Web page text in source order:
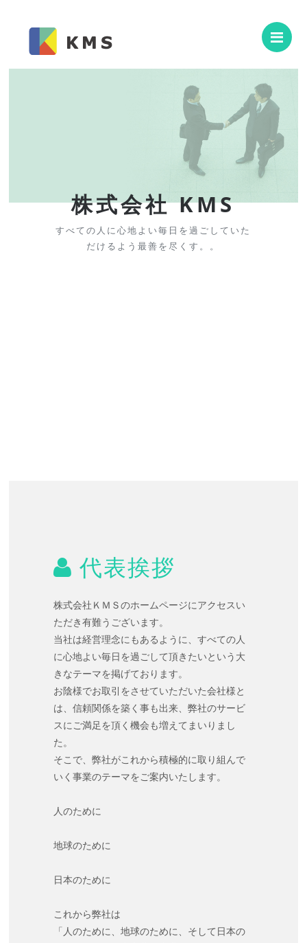
「人のために、
のために、そし
本のために」
取り組んでまい
す。
KMS Co ., Ltd
代表挨拶
株式会社ＫＭＳのホームページにアクセスい
ただき有難うございます。
当社は経営理念にもあるように、すべての人
に心地よい毎日を過ごして頂きたいという大
きなテーマを掲げております。
お陰様でお取引をさせていただいた会社様と
は、信頼関係を築く事も出来、弊社のサービ
スにご満足を頂く機会も増えてまいりまし
た。
そこで、弊社がこれから積極的に取り組んで
いく事業のテーマをご案内いたします。
人のために
地球のために
日本のために
これから弊社は
「人のために、地球のために、そして日本の